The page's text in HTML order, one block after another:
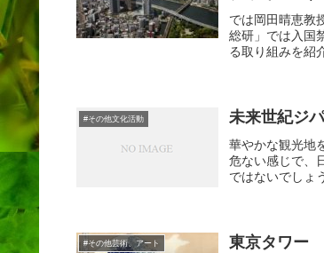
では岡田晴恵教
総研」では入国
る取り組みを紹
#その他文化活動 未来世紀ジ
華やかな観光地
危ない感じで、
ではないでしょ
#その他芸術、アート 東京タワー